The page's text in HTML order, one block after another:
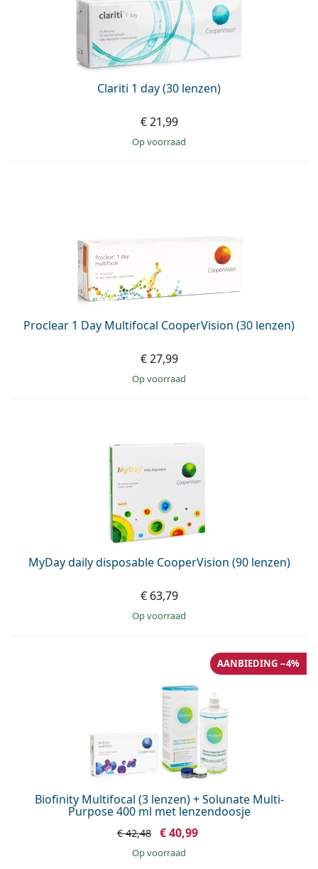
Clariti 1 day (30 lenzen)
€ 21,99
op voorraad
Proclear 1 Day Multifocal CooperVision (30 lenzen)
€ 27,99
op voorraad
MyDay daily disposable CooperVision (90 lenzen)
€ 63,79
op voorraad
Biofinity Multifocal (3 lenzen) + Solunate Multi-
Purpose 400 ml met lenzendoosje
AANBIEDING −4%
€ 42,48 € 40,99
op voorraad